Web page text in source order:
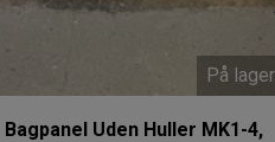
På lager
Bagpanel Uden Huller MK1-4,